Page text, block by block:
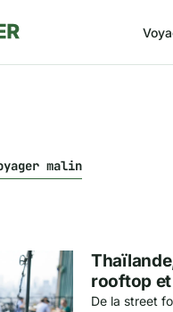
malin
rooftop
De la street